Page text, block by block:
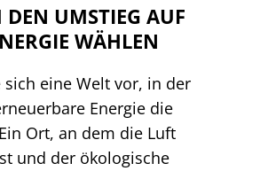
UMSTIEG AUF
WÄHLEN
sich eine Welt vor, in der
Energie die
Ort, an dem die Luft
und der ökologische